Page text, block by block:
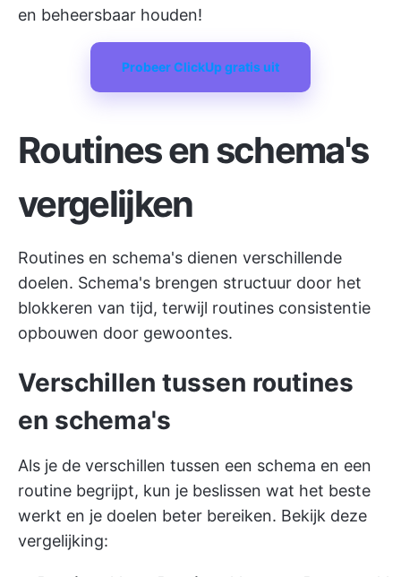
en beheersbaar houden!
Probeer ClickUp gratis uit
Routines en schema's
vergelijken
Routines en schema's dienen verschillende
doelen. Schema's brengen structuur door het
blokkeren van tijd, terwijl routines consistentie
opbouwen door gewoontes.
Verschillen tussen routines
en schema's
Als je de verschillen tussen een schema en een
routine begrijpt, kun je beslissen wat het beste
werkt en je doelen beter bereiken. Bekijk deze
vergelijking: